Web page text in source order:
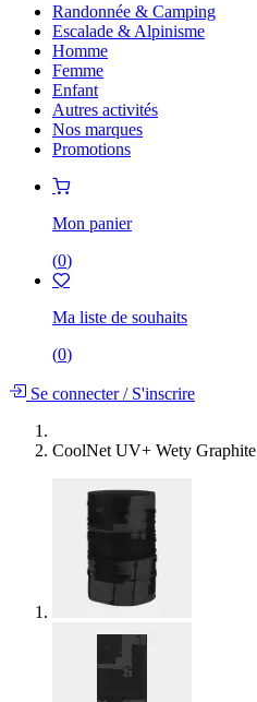
Randonnée & Camping
Escalade & Alpinisme
Homme
Femme
Enfant
Autres activités
Nos marques
Promotions
Mon panier
(0)
Ma liste de souhaits
(0)
Se connecter/S'inscrire
CoolNet UV+ Wety Graphite